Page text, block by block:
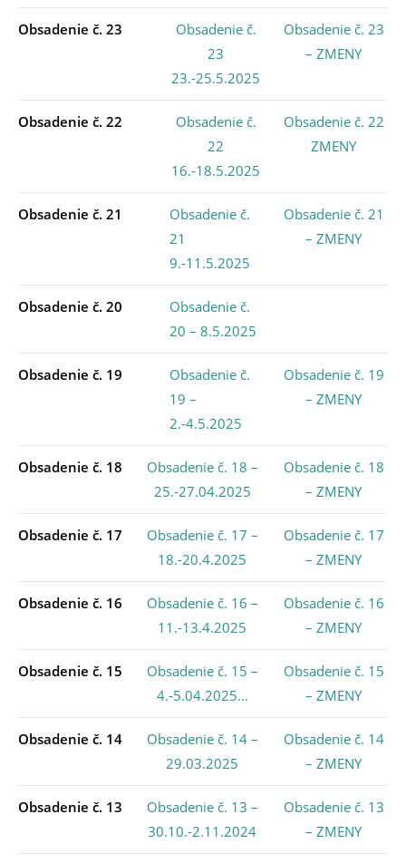
Obsadenie č. 23
Obsadenie č.
23
23.-25.5.2025
Obsadenie č. 23
– ZMENY
Obsadenie č. 22
Obsadenie č.
22
16.-18.5.2025
Obsadenie č. 22
ZMENY
Obsadenie č. 21
Obsadenie č.
21
9.-11.5.2025
Obsadenie č. 21
– ZMENY
Obsadenie č. 20
Obsadenie č.
20 – 8.5.2025
Obsadenie č. 19
Obsadenie č.
19 –
2.-4.5.2025
Obsadenie č. 19
– ZMENY
Obsadenie č. 18
Obsadenie č. 18 –
25.-27.04.2025
Obsadenie č. 18
– ZMENY
Obsadenie č. 17
Obsadenie č. 17 –
18.-20.4.2025
Obsadenie č. 17
– ZMENY
Obsadenie č. 16
Obsadenie č. 16 –
11.-13.4.2025
Obsadenie č. 16
– ZMENY
Obsadenie č. 15
Obsadenie č. 15 –
4.-5.04.2025…
Obsadenie č. 15
– ZMENY
Obsadenie č. 14
Obsadenie č. 14 –
29.03.2025
Obsadenie č. 14
– ZMENY
Obsadenie č. 13
Obsadenie č. 13 –
30.10.-2.11.2024
Obsadenie č. 13
– ZMENY